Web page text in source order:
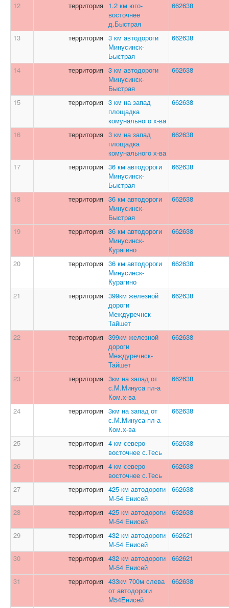
12 территория 1.2 км юго-
восточнее
д.Быстрая
662638
13 территория 3 км автодороги
Минусинск-
Быстрая
662638
14 территория 3 км автодороги
Минусинск-
Быстрая
662638
15 территория 3 км на запад
площадка
комунального х-ва
662638
16 территория 3 км на запад
площадка
комунального х-ва
662638
17 территория 36 км автодороги
Минусинск-
Быстрая
662638
18 территория 36 км автодороги
Минусинск-
Быстрая
662638
19 территория 36 км автодороги
Минусинск-
Курагино
662638
20 территория 36 км автодороги
Минусинск-
Курагино
662638
21 территория 399км железной
дороги
Междуречнск-
Тайшет
662638
22 территория 399км железной
дороги
Междуречнск-
Тайшет
662638
23 территория 3км на запад от
с.М.Минуса пл-а
Ком.х-ва
662638
24 территория 3км на запад от
с.М.Минуса пл-а
Ком.х-ва
662638
25 территория 4 км северо-
восточнее с.Тесь
662638
26 территория 4 км северо-
восточнее с.Тесь
662638
27 территория 425 км автодороги
М-54 Енисей
662638
28 территория 425 км автодороги
М-54 Енисей
662638
29 территория 432 км автодороги
М-54 Енисей
662621
30 территория 432 км автодороги
М-54 Енисей
662621
31 территория 433км 700м слева
от автодороги
М54Енисей
662638